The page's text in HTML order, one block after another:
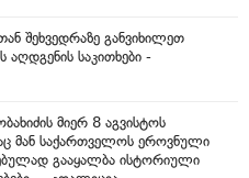
შეხვედრაზე განვიხილეთ
აღდგენის საკითხები -
მიერ 8 აგვისტოს
მან საქართველოს ეროვნული
გააყალბა ისტორიული